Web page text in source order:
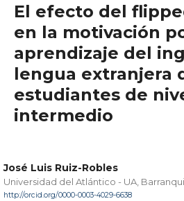
El efecto del
en la motivación
aprendizaje del
lengua extranjera
estudiantes de
intermedio
José Luis Ruiz-Robles
Universidad del Atlántico - UA,
http://orcid.org/0000-0003-4029-6638